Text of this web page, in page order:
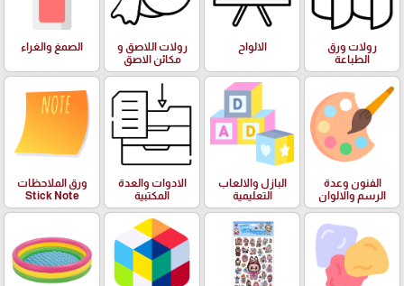
رولات ورق
الطباعة
الالواح
رولات اللاصق و
مكائن الاصق
الصمغ والغراء
الفنون وعدة
الرسم والالوان
البازل والالعاب
التعليمية
الادوات والعدة
المكتبية
ورق الملاحظات
Stick Note